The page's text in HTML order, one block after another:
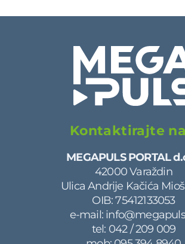
Kontaktirajte
MEGAPULS PORTAL
42000 Varaždin
Ulica Andrije Kačića
OIB: 75412133053
e-mail:
tel: 042 / 209 009